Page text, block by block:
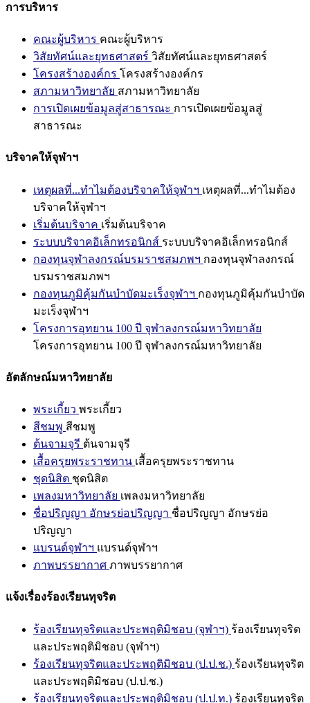
การบริหาร
คณะผู้บริหาร คณะผู้บริหาร
วิสัยทัศน์และยุทธศาสตร์ วิสัยทัศน์และยุทธศาสตร์
โครงสร้างองค์กร โครงสร้างองค์กร
สภามหาวิทยาลัย สภามหาวิทยาลัย
การเปิดเผยข้อมูลสู่สาธารณะ การเปิดเผยข้อมูลสู่
สาธารณะ
บริจาคให้จุฬาฯ
เหตุผลที่...ทำไมต้องบริจาคให้จุฬาฯ เหตุผลที่...ทำไมต้อง
บริจาคให้จุฬาฯ
เริ่มต้นบริจาค เริ่มต้นบริจาค
ระบบบริจาคอิเล็กทรอนิกส์ ระบบบริจาคอิเล็กทรอนิกส์
กองทุนจุฬาลงกรณ์บรมราชสมภพฯ กองทุนจุฬาลงกรณ์
บรมราชสมภพฯ
กองทุนภูมิคุ้มกันบำบัดมะเร็งจุฬาฯ กองทุนภูมิคุ้มกันบำบัด
มะเร็งจุฬาฯ
โครงการอุทยาน 100 ปี จุฬาลงกรณ์มหาวิทยาลัย
โครงการอุทยาน 100 ปี จุฬาลงกรณ์มหาวิทยาลัย
อัตลักษณ์มหาวิทยาลัย
พระเกี้ยว พระเกี้ยว
สีชมพู สีชมพู
ต้นจามจุรี ต้นจามจุรี
เสื้อครุยพระราชทาน เสื้อครุยพระราชทาน
ชุดนิสิต ชุดนิสิต
เพลงมหาวิทยาลัย เพลงมหาวิทยาลัย
ชื่อปริญญา อักษรย่อปริญญา ชื่อปริญญา อักษรย่อ
ปริญญา
แบรนด์จุฬาฯ แบรนด์จุฬาฯ
ภาพบรรยากาศ ภาพบรรยากาศ
แจ้งเรื่องร้องเรียนทุจริต
ร้องเรียนทุจริตและประพฤติมิชอบ (จุฬาฯ) ร้องเรียนทุจริต
และประพฤติมิชอบ (จุฬาฯ)
ร้องเรียนทุจริตและประพฤติมิชอบ (ป.ป.ช.) ร้องเรียนทุจริต
และประพฤติมิชอบ (ป.ป.ช.)
ร้องเรียนทุจริตและประพฤติมิชอบ (ป.ป.ท.) ร้องเรียนทุจริต